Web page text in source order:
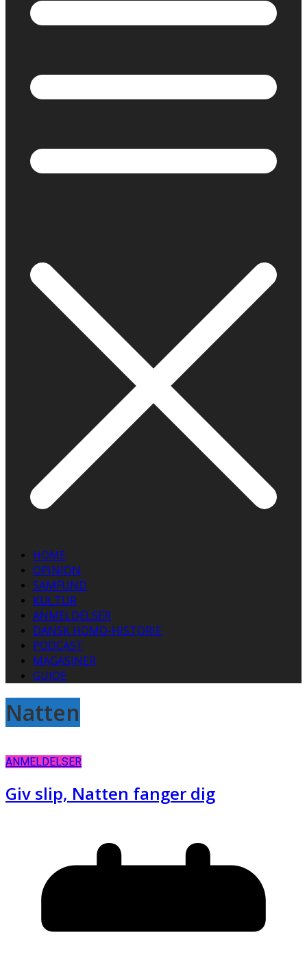
HOME
OPINION
SAMFUND
KULTUR
ANMELDELSER
DANSK HOMO-HISTORIE
PODCAST
MAGASINER
GUIDE
Natten
ANMELDELSER
Giv slip, Natten fanger dig